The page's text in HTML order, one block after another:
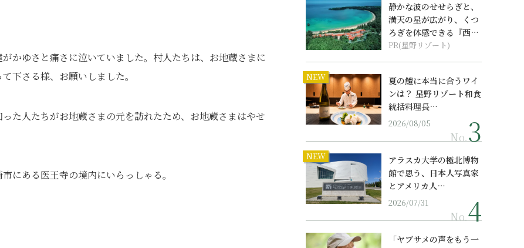
かゆさと痛さに泣いていました。村人たちは、お地蔵さまに
下さる様、お願いしました。
た人たちがお地蔵さまの元を訪れたため、お地蔵さまはやせ
にある医王寺の境内にいらっしゃる。
静かな波のせせらぎと、
満天の星が広がり、くつ
ろぎを体感できる『西表
島ホテル by...
PR(星野リゾート)
NEW
夏の鱧に本当に合うワイ
ンは？ 星野リゾート和食
統括料理長…
2026/08/05
No.
NEW
アラスカ大学の極北博物
館で思う、日本人写真家
とアメリカ人…
2026/07/31
No.
「ヤブサメの声をもう一